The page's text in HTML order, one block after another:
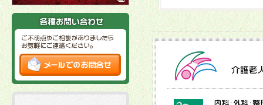
2025年09月01日
2025年08月29日